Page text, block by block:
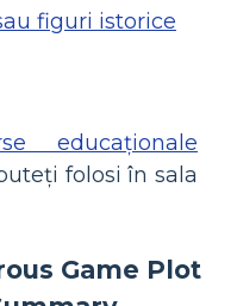
figuri istorice
educaționale
folosi în sala